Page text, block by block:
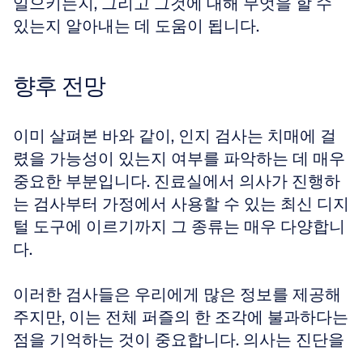
있는지 알아내는 데 도움이 됩니다.
향후 전망
이미 살펴본 바와 같이, 인지 검사는 치매에 걸
렸을 가능성이 있는지 여부를 파악하는 데 매우
중요한 부분입니다. 진료실에서 의사가 진행하
는 검사부터 가정에서 사용할 수 있는 최신 디지
털 도구에 이르기까지 그 종류는 매우 다양합니
다.
이러한 검사들은 우리에게 많은 정보를 제공해
주지만, 이는 전체 퍼즐의 한 조각에 불과하다는
점을 기억하는 것이 중요합니다. 의사는 진단을